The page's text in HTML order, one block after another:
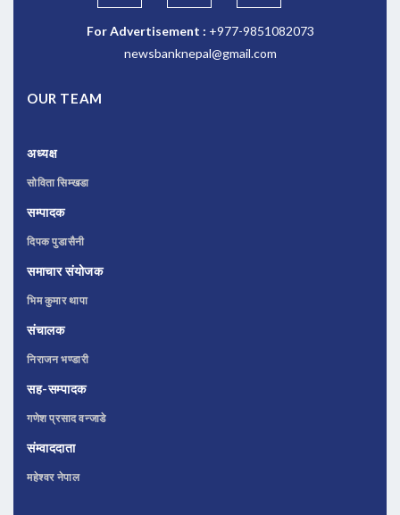
For Advertisement : +977-9851082073
newsbanknepal@gmail.com
OUR TEAM
अध्यक्ष
सोविता सिम्खडा
सम्पादक
दिपक पुडासैनी
समाचार संयोजक
भिम कुमार थापा
संचालक
निराजन भण्डारी
सह-सम्पादक
गणेश प्रसाद वन्जाडे
संम्वाददाता
महेश्वर नेपाल